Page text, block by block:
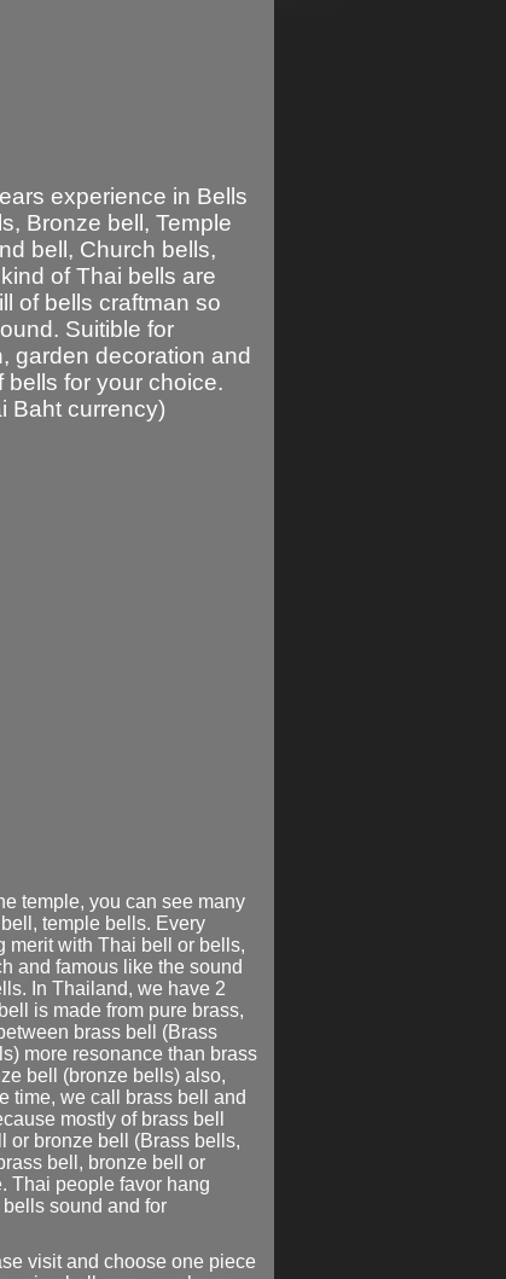
experience in Bells
, Bronze bell,Temple
bell, Church bells,
of Thai bells are
of bells craftman so
Suitible for
garden decoration and
for your choice.
Baht currency)
temple, you can see many
,temple bells. Every
merit withThai bell
or bells,
and famous like the sound
. In Thailand, we have 2
is made from pure brass,
brass bell
(Brass
more resonance than brass
bell
(bronze bells) also,
time, we call brass bell
and
mostly of brass bell
or bronze bel
l (Brass bells,
bell , bronze bell
or
Thai people favor hang
sound and for
visit and choose one piece